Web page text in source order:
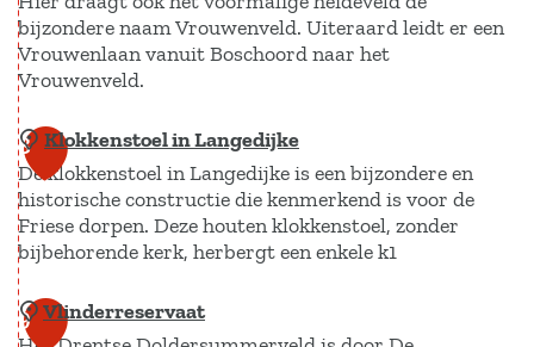
d
e
r
s
u
m
r
d
h
o
f
s
c
h
o
o
r
d
bijzondere naam Vrouwenveld. Uiteraard leidt er een
Vrouwenlaan vanuit Boschoord naar het
Vrouwenveld.
V
r
o
u
w
e
8 Klokkenstoel in Langedijke
De klokkenstoel in Langedijke is een bijzondere en
historische constructie die kenmerkend is voor de
Friese dorpen. Deze houten klokkenstoel, zonder
bijbehorende kerk, herbergt een enkele k1
K
9 Vlinderreservaat